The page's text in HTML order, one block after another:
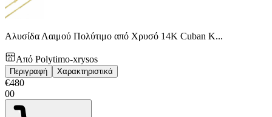
Αλυσίδα Λαιμού Πολύτιμο από Χρυσό 14K Cuban Κ...
Από Polytimo-xrysos
Περιγραφή Χαρακτηριστικά
€480
00